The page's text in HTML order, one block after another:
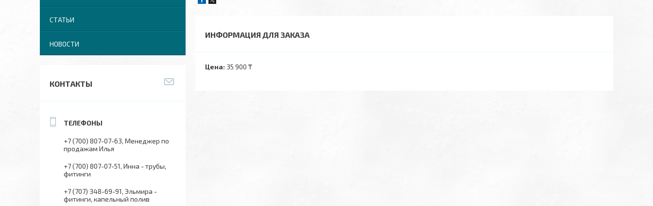
ИНФОРМАЦИЯ ДЛЯ ЗАКАЗА
Цена: 35 900 ₸
СТАТЬИ
НОВОСТИ
КОНТАКТЫ
+7 (700) 807-07-63 Менеджер по
продажам Илья
+7 (700) 807-07-51 Инна - трубы,
фитинги
+7 (707) 348-69-91 Эльмира -
фитинги, капельный полив